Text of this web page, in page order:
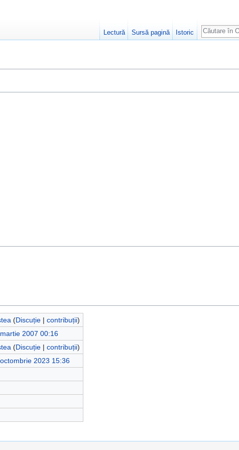
(Discuție| contribuții)
2007 00:16
(Discuție| contribuții)
2023 15:36
Lectură Sursă pagină Istoric
Căutare